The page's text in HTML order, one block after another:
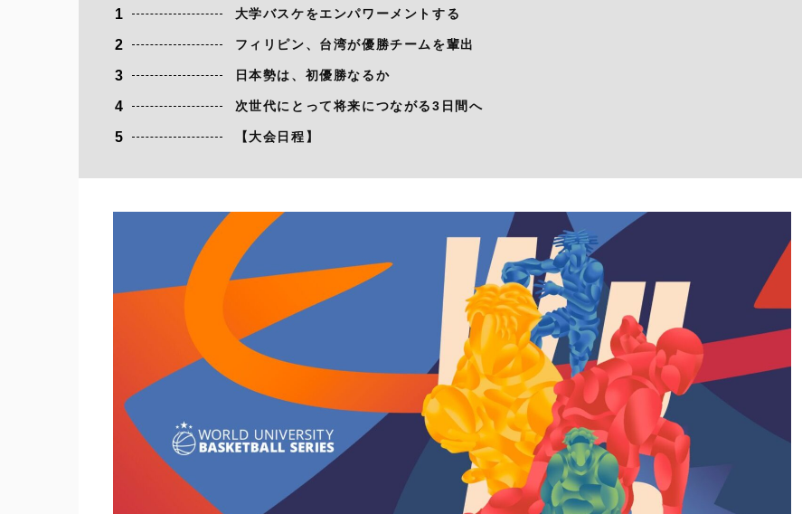
1 大学バスケをエンパワーメントする
2 フィリピン、台湾が優勝チームを輩出
3 日本勢は、初優勝なるか
4 次世代にとって将来につながる3日間へ
5 【大会日程】